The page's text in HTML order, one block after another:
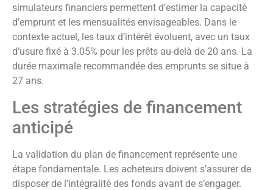
simulateurs financiers permettent d’estimer la capacité
d’emprunt et les mensualités envisageables. Dans le
contexte actuel, les taux d’intérêt évoluent, avec un taux
d’usure fixé à 3.05% pour les prêts au-delà de 20 ans. La
durée maximale recommandée des emprunts se situe à
27 ans.
Les stratégies de financement
anticipé
La validation du plan de financement représente une
étape fondamentale. Les acheteurs doivent s’assurer de
disposer de l’intégralité des fonds avant de s’engager.